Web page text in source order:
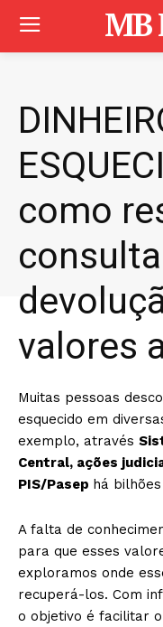
MB
como
valores
Muitas pessoas
esquecido em
exemplo, através
Central, ações
PIS/Pasep há
A falta de
para que esses
exploramos onde
recuperá-los. Com
o objetivo é facilitar